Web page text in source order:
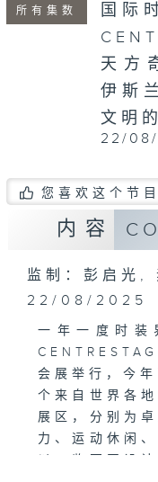
所有集数
国际
天方
伊斯
文明
22/
您喜欢这个节
内容
监制：彭启光,
22/08/2025
一年一度时装
会展举行，今
个来自世界各
展区，分别为
力、运动休闲